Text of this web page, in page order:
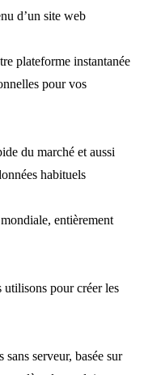
d’un site web
plateforme instantanée
pour vos
du marché et aussi
habituels
entièrement
utilisons pour créer les
serveur, basée sur